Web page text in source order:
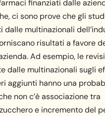
finanziati dalle
ci sono prove che gli
dalle multinazionali
risultati a favore
Ad esempio, le
dalle multinazionali sugli
aggiunti hanno una
non c’è associazione tra
e incremento del